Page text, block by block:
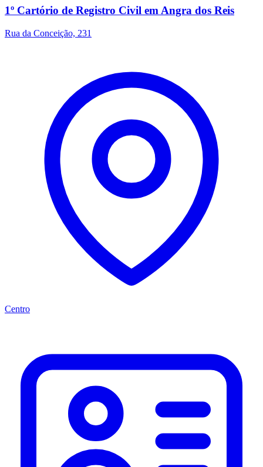
1º Cartório de Registro Civil em Angra dos Reis
Rua da Conceição, 231
Centro